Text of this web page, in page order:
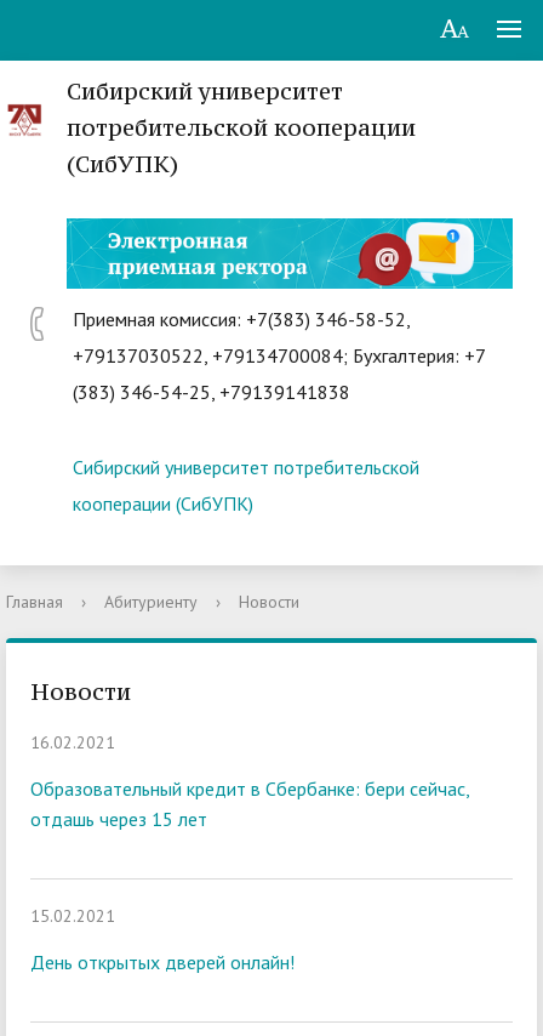
Сибирский университет
потребительской кооперации
(СибУПК)
Приемная комиссия: +7(383) 346-58-52,
+79137030522, +79134700084; Бухгалтерия: +7
(383) 346-54-25, +79139141838
Сибирский университет потребительской
кооперации (СибУПК)
Главная › Абитуриенту › Новости
Новости
16.02.2021
Образовательный кредит в Сбербанке: бери сейчас,
отдашь через 15 лет
15.02.2021
День открытых дверей онлайн!